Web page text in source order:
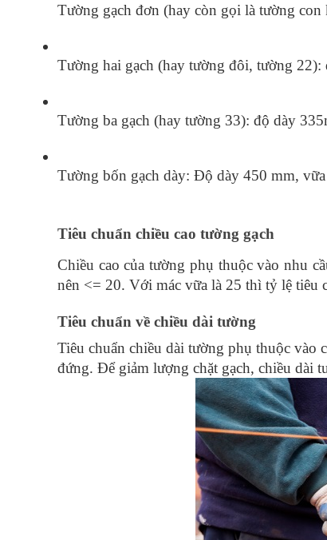
Tường gạch đơn (hay còn gọi là tường
Tường hai gạch (hay tường đôi, tường
Tường ba gạch (hay tường 33): độ dày
Tường bốn gạch dày: Độ dày 450 mm,
Tiêu chuẩn chiều cao tường gạch
Chiều cao của tường phụ thuộc vào nhu
nên <= 20. Với mác vữa là 25 thì tỷ lệ tiêu
Tiêu chuẩn về chiều dài tường
Tiêu chuẩn chiều dài tường phụ thuộc vào
đứng. Để giảm lượng chặt gạch, chiều dài